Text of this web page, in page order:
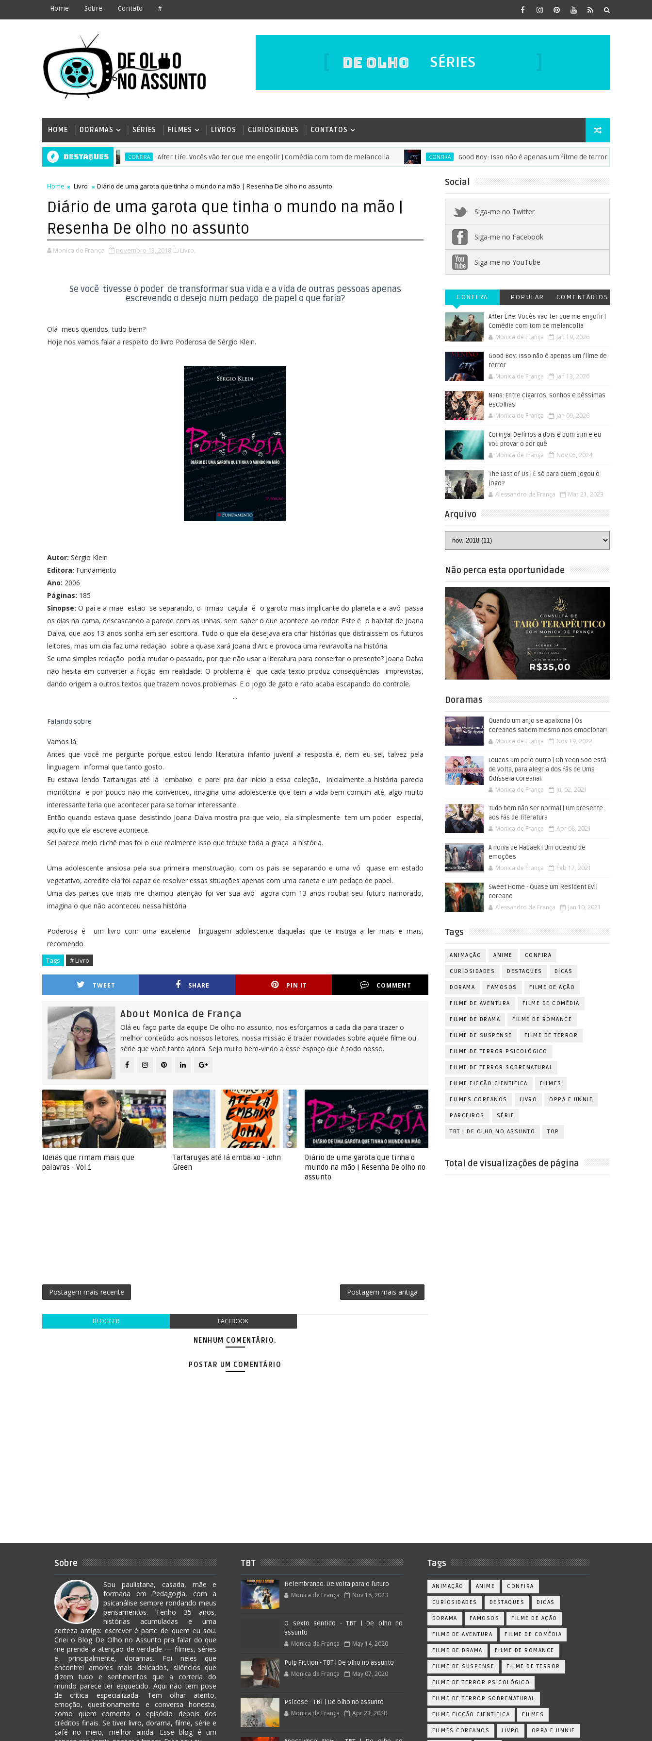
Home Sobre Contato #
DE OLHO
DORAMAS
NO ASSUNTO!
HOME DORAMAS SÉRIES FILMES LIVROS CURIOSIDADES CONTATOS
DestaquesCONFIRA After Life: Vocês vão ter que me engolir | Comédia com tom de melancolia CONFIRA Good Boy: Isso não é apenas um filme de terror
Home Livro Diário de uma garota que tinha o mundo na mão | Resenha De olho no assunto
Diário de uma garota que tinha o mundo na mão |
Resenha De olho no assunto
Monica de França novembro 13, 2018 Livro,
Se você tivesse o poder de transformar sua vida e a vida de outras pessoas apenas
escrevendo o desejo num pedaço de papel o que faria?
Olá meus queridos, tudo bem?
Hoje nos vamos falar a respeito do livro Poderosa de Sérgio Klein.
Autor: Sérgio Klein
Editora: Fundamento
Ano: 2006
Páginas: 185
Sinopse: O pai e a mãe estão se separando, o irmão caçula é o garoto mais implicante do planeta e a avó passa
os dias na cama, descascando a parede com as unhas, sem saber o que acontece ao redor. Este é o habitat de Joana
Dalva, que aos 13 anos sonha em ser escritora. Tudo o que ela desejava era criar histórias que distraissem os futuros
leitores, mas um dia faz uma redação sobre a quase xará Joana d'Arc e provoca uma reviravolta na história.
Se uma simples redação podia mudar o passado, por que não usar a literatura para consertar o presente? Joana Dalva
não hesita em converter a ficção em realidade. O problema é que cada texto produz consequências imprevistas,
dando origem a outros textos que trazem novos problemas. E o jogo de gato e rato acaba escapando do controle.
...
Falando sobre
Vamos lá.
Antes que você me pergunte porque estou lendo literatura infanto juvenil a resposta é, nem eu sei, talvez pela
linguagem informal que tanto gosto.
Eu estava lendo Tartarugas até lá embaixo e parei pra dar início a essa coleção, inicialmente a história parecia
monótona e por pouco não me convenceu, imagina uma adolescente que tem a vida bem comum até, algo muito
interessante teria que acontecer para se tornar interessante.
Então quando estava quase desistindo Joana Dalva mostra pra que veio, ela simplesmente tem um poder especial,
aquilo que ela escreve acontece.
Sei parece meio clichê mas foi o que realmente isso que trouxe toda a graça a história.
Uma adolescente ansiosa pela sua primeira menstruação, com os pais se separando e uma vó quase em estado
vegetativo, acredite ela foi capaz de resolver essas situações apenas com uma caneta e um pedaço de papel.
Uma das partes que mais me chamou atenção foi ver sua avó agora com 13 anos roubar seu futuro namorado,
imagina o que não aconteceu nessa história.
Poderosa é um livro com uma excelente linguagem adolescente daquelas que te instiga a ler mais e mais,
recomendo.
Tags # Livro
TWEET SHARE PIN IT COMMENT
About Monica de França
Olá eu faço parte da equipe De olho no assunto, nos esforçamos a cada dia para trazer o
melhor conteúdo aos nossos leitores, nossa missão é trazer novidades sobre aquele filme ou
série que você tanto adora. Seja muito bem-vindo a esse espaço que é todo nosso.
Ideias que rimam mais que
palavras - Vol.1
Tartarugas até lá embaixo - John
Green
Diário de uma garota que tinha o
mundo na mão | Resenha De olho no
assunto
Postagem mais recente Postagem mais antiga
BLOGGER FACEBOOK
NENHUM COMENTÁRIO:
POSTAR UM COMENTÁRIO
Social
Siga-me no Twitter
Siga-me no Facebook
Siga-me no YouTube
CONFIRA POPULAR COMENTÁRIOS
After Life: Vocês vão ter que me engolir |
Comédia com tom de melancolia
Monica de França Jan 19, 2026
Good Boy: Isso não é apenas um filme de
terror
Monica de França Jan 13, 2026
Nana: Entre cigarros, sonhos e péssimas
escolhas
Monica de França Jan 09, 2026
Coringa: Delírios a dois é bom sim e eu
vou provar o por quê
Monica de França Nov 05, 2024
The Last of Us | É só para quem jogou o
jogo?
Alessandro de França Mar 21, 2023
Arquivo
Não perca esta oportunidade
Doramas
Quando um anjo se apaixona | Os
coreanos sabem mesmo nos emocionar!
Monica de França Nov 19, 2022
Loucos um pelo outro | Oh Yeon Soo está
de volta, para alegria dos fãs de Uma
Odisseia coreana!
Monica de França Jul 02, 2021
Tudo bem não ser normal | Um presente
aos fãs de literatura
Monica de França Apr 08, 2021
A noiva de Habaek | Um oceano de
emoções
Monica de França Feb 17, 2021
Sweet Home - Quase um Resident Evil
coreano
Alessandro de França Jan 10, 2021
Tags
ANIMAÇÃO ANIME CONFIRA
CURIOSIDADES DESTAQUES DICAS
DORAMA FAMOSOS FILME DE AÇÃO
FILME DE AVENTURA FILME DE COMÉDIA
FILME DE DRAMA FILME DE ROMANCE
FILME DE SUSPENSE FILME DE TERROR
FILME DE TERROR PSICOLÓGICO
FILME DE TERROR SOBRENATURAL
FILME FICÇÃO CIENTIFICA FILMES
FILMES COREANOS LIVRO OPPA E UNNIE
PARCEIROS SÉRIE
TBT | DE OLHO NO ASSUNTO TOP
Total de visualizações de página
Sobre
Sou paulistana, casada, mãe e
formada em Pedagogia, com a
psicanálise sempre rondando meus
pensamentos. Tenho 35 anos,
histórias acumuladas e uma
certeza antiga: escrever é parte de quem eu sou.
Criei o Blog De Olho no Assunto pra falar do que
me prende a atenção de verdade — filmes, séries
e, principalmente, doramas. Foi neles que
encontrei amores mais delicados, silêncios que
dizem tudo e sentimentos que a correria do
mundo parece ter esquecido. Aqui não tem pose
de crítica especializada. Tem olhar atento,
emoção, questionamento e conversa honesta,
como quem comenta o episódio depois dos
créditos finais. Se tiver livro, dorama, filme, série e
café no meio, melhor ainda. Esse blog é um
TBT
Relembrando: De volta para o futuro
Monica de França Nov 18, 2023
O sexto sentido - TBT | De olho no
assunto
Monica de França May 14, 2020
Pulp Fiction - TBT | De olho no assunto
Monica de França May 07, 2020
Psicose - TBT | De olho no assunto
Monica de França Apr 23, 2020
Tags
ANIMAÇÃO ANIME CONFIRA
CURIOSIDADES DESTAQUES DICAS
DORAMA FAMOSOS FILME DE AÇÃO
FILME DE AVENTURA FILME DE COMÉDIA
FILME DE DRAMA FILME DE ROMANCE
FILME DE SUSPENSE FILME DE TERROR
FILME DE TERROR PSICOLÓGICO
FILME DE TERROR SOBRENATURAL
FILME FICÇÃO CIENTIFICA FILMES
FILMES COREANOS LIVRO OPPA E UNNIE